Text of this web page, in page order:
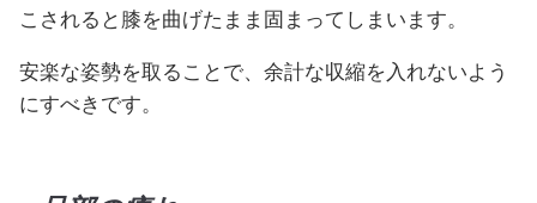
こされると膝を曲げたまま固まってしまいます。
安楽な姿勢を取ることで、余計な収縮を入れないよう
にすべきです。